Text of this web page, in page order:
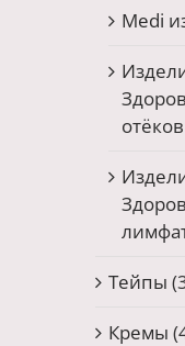
Medi
отёков
Тейпы
Кремы